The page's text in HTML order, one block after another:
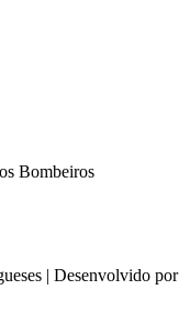
Bombeiros
| Desenvolvido por